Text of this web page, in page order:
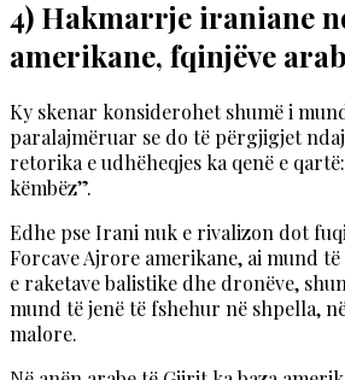
4) Hakmarrje iraniane
amerikane, fqinjëve
Ky skenar konsiderohet shumë i
paralajmëruar se do të përgjigjet
retorika e udhëheqjes ka qenë e
këmbëz”.
Edhe pse Irani nuk e rivalizon dot
Forcave Ajrore amerikane, ai mund
e raketave balistike dhe dronëve,
mund të jenë të fshehur në shpella,
malore.